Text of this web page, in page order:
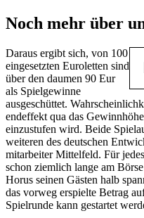
Noch mehr über
Daraus ergibt sich, von 100
eingesetzten Euroletten sind
über den daumen 90 Eur
als Spielgewinne
ausgeschüttet.
endeffekt qua das
einzustufen wird. Beide
weiteren des deutschen
mitarbeiter Mittelfeld. Für
schon ziemlich lange am
Horus seinen Gästen halb
das vorweg erspielte Betrag
Spielrunde kann gestartet